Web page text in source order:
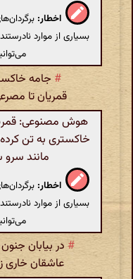
اخطار:
بسیاری از موارد
# جامه
قمریان تا
هوش مصنوعی:
خاکستری به تن
مانند سرو
اخطار:
بسیاری از موارد
#در بیابان
عاشقان خاری